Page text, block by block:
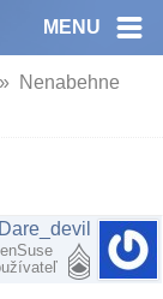
MENU
Nenabehne
Dare_devil